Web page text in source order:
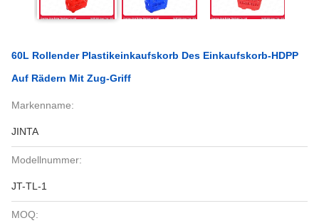
60L Rollender Plastikeinkaufskorb Des Einkaufskorb-HDPP
Auf Rädern Mit Zug-Griff
Markenname:
JINTA
Modellnummer:
JT-TL-1
MOQ: